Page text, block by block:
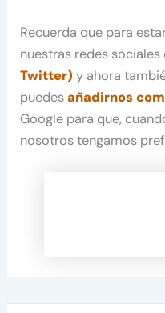
Recuerda que para
nuestras redes
Twitter) y ahora
puedesañadirnos
Google para que,
nosotros tengamos